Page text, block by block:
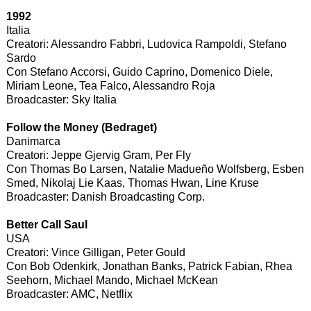
1992
Italia
Creatori: Alessandro Fabbri, Ludovica Rampoldi, Stefano
Sardo
Con Stefano Accorsi, Guido Caprino, Domenico Diele,
Miriam Leone, Tea Falco, Alessandro Roja
Broadcaster: Sky Italia
Follow the Money (Bedraget)
Danimarca
Creatori: Jeppe Gjervig Gram, Per Fly
Con Thomas Bo Larsen, Natalie Madueño Wolfsberg, Esben
Smed, Nikolaj Lie Kaas, Thomas Hwan, Line Kruse
Broadcaster: Danish Broadcasting Corp.
Better Call Saul
USA
Creatori: Vince Gilligan, Peter Gould
Con Bob Odenkirk, Jonathan Banks, Patrick Fabian, Rhea
Seehorn, Michael Mando, Michael McKean
Broadcaster: AMC, Netflix